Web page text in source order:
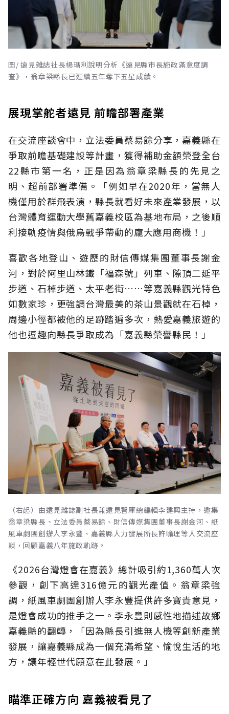
圖/ 遠見雜誌社長楊瑪利說明分析《遠見縣市長施政滿意度調
查》，翁章梁縣長已連續五年奪下五星成績。
展現掌舵者遠見 前瞻部署產業
在交流座談會中，立法委員蔡易餘分享，嘉義縣在
爭取前瞻基礎建設等計畫，獲得補助金額榮登全台
22縣市第一名，正是因為翁章梁縣長的先見之
明、超前部署準備。「例如早在2020年，當無人
機僅用於群飛表演，縣長就看好未來產業發展，以
台灣體育運動大學舊嘉義校區為基地布局，之後順
利接軌疫情與俄烏戰爭帶動的龐大應用商機！」
喜歡各地登山、遊歷的財信傳媒集團董事長謝金
河，對於阿里山林鐵「福森號」列車、隙頂二延平
步道、石棹步道、太平老街……等嘉義縣觀光特色
如數家珍，更強調台灣最美的茶山景觀就在石棹，
周邊小徑都被他的足跡踏遍多次，熱愛嘉義旅遊的
他也逗趣向縣長爭取成為「嘉義縣榮譽縣民！」
（右起）由遠見雜誌副社長兼遠見智庫總編輯李建興主持，邀集
翁章梁縣長、立法委員蔡易餘、財信傳媒集團董事長謝金河、紙
風車劇團創辦人李永豐、嘉義縣人力發展所長許喻理等人交流座
談，回顧嘉義八年施政軌跡。
《2026台灣燈會在嘉義》總計吸引約1,360萬人次
參觀，創下高達316億元的觀光產值。翁章梁強
調，紙風車劇團創辦人李永豐提供許多寶貴意見，
是燈會成功的推手之一。李永豐則感性地描述故鄉
嘉義縣的翻轉，「因為縣長引進無人機等創新產業
發展，讓嘉義縣成為一個充滿希望、愉悅生活的地
方，讓年輕世代願意在此發展。」
瞄準正確方向 嘉義被看見了